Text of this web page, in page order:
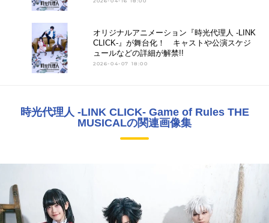
オリジナルアニメーション『時光代理人 -LINK
CLICK-』が舞台化！ キャストや公演スケジ
ュールなどの詳細が解禁!!
2026-04-07 18:00
時光代理人 -LINK CLICK- Game of Rules THE
MUSICALの関連画像集